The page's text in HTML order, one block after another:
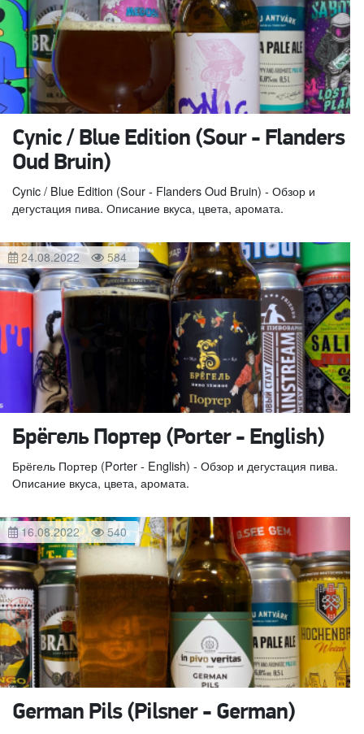
Cynic / Blue Edition (Sour - Flanders
Oud Bruin)
Cynic / Blue Edition (Sour - Flanders Oud Bruin) - Обзор и
дегустация пива. Описание вкуса, цвета, аромата.
24.08.2022 584
Брёгель Портер (Porter - English)
Брёгель Портер (Porter - English) - Обзор и дегустация пива.
Описание вкуса, цвета, аромата.
16.08.2022 540
German Pils (Pilsner - German)